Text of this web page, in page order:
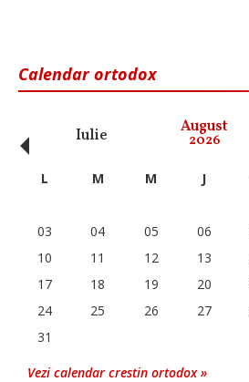
Calendar ortodox
Iulie August
2026
‹ L M M J
03
04 05 06
10
11 12 13
17
18 19 20
24
25 26 27
31
Vezi calendar crestin ortodox »